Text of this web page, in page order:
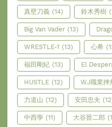
真壁刀義 (14) 鈴木秀樹
Big Van Vader (13)
WRESTLE-1 (13) 心希
福田剛紀 (13) El
HUSTLE (12) WJ職業摔
力道山 (12) 安田忠夫
中西學 (11) 大谷晉二郎